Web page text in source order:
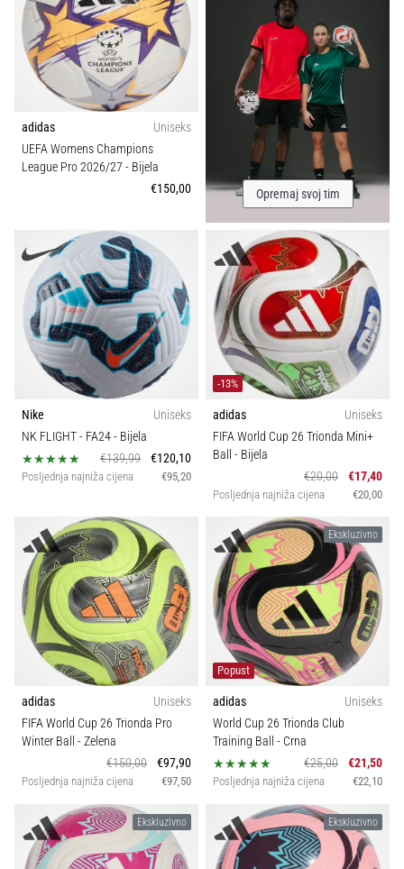
sve
članke
adidas
Uniseks
UEFA Womens Champions
League Pro 2026/27 - Bijela
€150,00
Opremaj svoj tim
Nike
Uniseks
NK FLIGHT - FA24- Bijela
€139,99
€120,10
Posljednja najniža cijena €95,20
-13%
adidas
Uniseks
FIFA World Cup 26 Trionda Mini+
Ball - Bijela
€20,00
€17,40
Posljednja najniža cijena €20,00
adidas
Uniseks
FIFA World Cup 26 Trionda Pro
Winter Ball - Zelena
€150,00
€97,90
Posljednja najniža cijena €97,50
Ekskluzivno
Popust
adidas
Uniseks
World Cup 26 Trionda Club
Training Ball - Crna
€25,00
€21,50
Posljednja najniža cijena €22,10
Ekskluzivno Ekskluzivno